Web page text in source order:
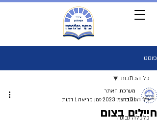
פוסט
כל הכתבות
כלכלה נבונה
כל הכתבות
חיילים בצום
מערכת האתר
21 בדצמ׳ 2023
זמן קריאה 1 דקות